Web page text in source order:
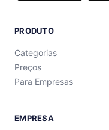
PRODUTO
Categorias
Preços
Para Empresas
EMPRESA